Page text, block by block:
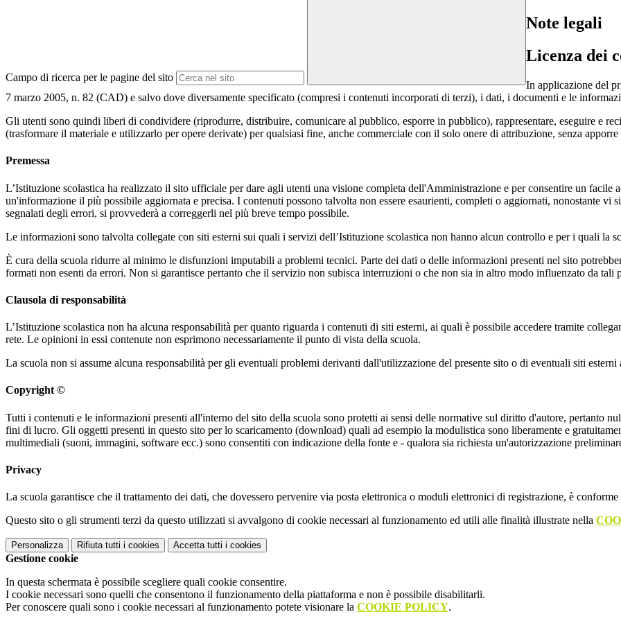
Campo di ricerca per le pagine del sito
Note legali
Licenza dei
In applicazione del
7 marzo 2005, n. 82 (CAD) e salvo dove diversamente specificato (compresi i contenuti incorporati di terzi), i dati, i documenti e le
Gli utenti sono quindi liberi di condividere (riprodurre, distribuire, comunicare al pubblico, esporre in pubblico), rappresentare, eseguire e
(trasformare il materiale e utilizzarlo per opere derivate) per qualsiasi fine, anche commerciale con il solo onere di attribuzione, senza
Premessa
L’Istituzione scolastica ha realizzato il sito ufficiale per dare agli utenti una visione completa dell'Amministrazione e per consentire un
un'informazione il più possibile aggiornata e precisa. I contenuti possono talvolta non essere esaurienti, completi o aggiornati, nonostante vi
segnalati degli errori, si provvederà a correggerli nel più breve tempo possibile.
Le informazioni sono talvolta collegate con siti esterni sui quali i servizi dell’Istituzione scolastica non hanno alcun controllo e per i quali la
È cura della scuola ridurre al minimo le disfunzioni imputabili a problemi tecnici. Parte dei dati o delle informazioni presenti nel sito
formati non esenti da errori. Non si garantisce pertanto che il servizio non subisca interruzioni o che non sia in altro modo influenzato da tali
Clausola di responsabilità
L’Istituzione scolastica non ha alcuna responsabilità per quanto riguarda i contenuti di siti esterni, ai quali è possibile accedere tramite
rete. Le opinioni in essi contenute non esprimono necessariamente il punto di vista della scuola.
La scuola non si assume alcuna responsabilità per gli eventuali problemi derivanti dall'utilizzazione del presente sito o di eventuali siti esterni
Copyright ©
Tutti i contenuti e le informazioni presenti all'interno del sito della scuola sono protetti ai sensi delle normative sul diritto d'autore, pertanto
fini di lucro. Gli oggetti presenti in questo sito per lo scaricamento (download) quali ad esempio la modulistica sono liberamente e
multimediali (suoni, immagini, software ecc.) sono consentiti con indicazione della fonte e - qualora sia richiesta un'autorizzazione
Privacy
La scuola garantisce che il trattamento dei dati, che dovessero pervenire via posta elettronica o moduli elettronici di registrazione, è
Questo sito o gli strumenti terzi da questo utilizzati si avvalgono di cookie necessari al funzionamento ed utili alle finalità illustrate nella
Personalizza Rifiuta tutti i cookies Accetta tutti i cookies
Gestione cookie
In questa schermata è possibile scegliere quali cookie consentire.
I cookie necessari sono quelli che consentono il funzionamento della piattaforma e non è possibile disabilitarli.
Per conoscere quali sono i cookie necessari al funzionamento potete visionare la COOKIE POLICY.